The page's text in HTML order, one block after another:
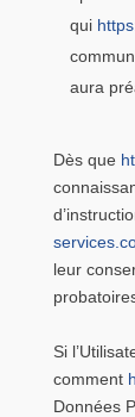
qui
aura
Dès que
leur
Si
comment
Données